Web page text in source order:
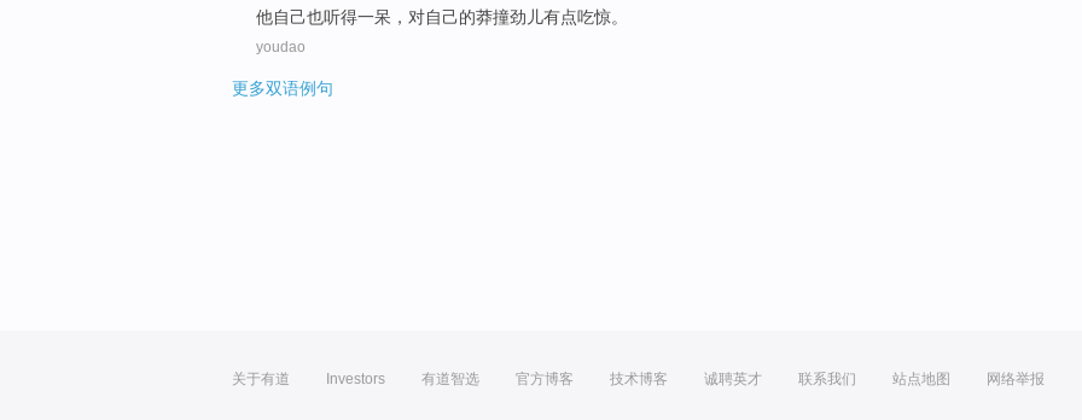
他自己也听得一呆， 对自己的莽撞劲儿有点吃惊。
youdao
更多双语例句
关于有道 Investors 有道智选 官方博客 技术博客 诚聘英才 联系我们 站点地图 网络举报